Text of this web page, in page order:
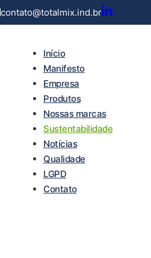
contato@totalmix.ind.br
Início
Manifesto
Empresa
Produtos
Nossas marcas
Sustentabilidade
Notícias
Qualidade
LGPD
Contato